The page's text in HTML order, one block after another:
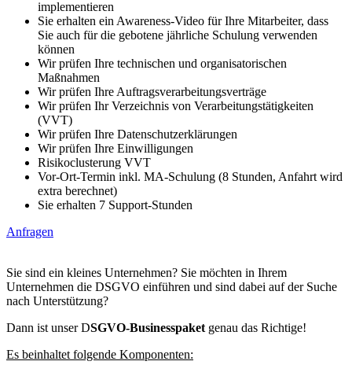
implementieren
Sie erhalten ein Awareness-Video für Ihre Mitarbeiter, dass
Sie auch für die gebotene jährliche Schulung verwenden
können
Wir prüfen Ihre technischen und organisatorischen
Maßnahmen
Wir prüfen Ihre Auftragsverarbeitungsverträge
Wir prüfen Ihr Verzeichnis von Verarbeitungstätigkeiten
(VVT)
Wir prüfen Ihre Datenschutzerklärungen
Wir prüfen Ihre Einwilligungen
Risikoclusterung VVT
Vor-Ort-Termin inkl. MA-Schulung (8 Stunden, Anfahrt wird
extra berechnet)
Sie erhalten 7 Support-Stunden
Anfragen
Sie sind ein kleines Unternehmen? Sie möchten in Ihrem
Unternehmen die DSGVO einführen und sind dabei auf der Suche
nach Unterstützung?
Dann ist unser DSGVO-Businesspaket genau das Richtige!
Es beinhaltet folgende Komponenten: